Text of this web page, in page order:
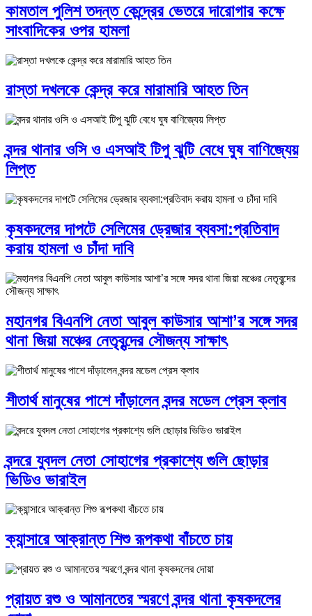
কামতাল পুলিশ তদন্ত কেন্দ্রের ভেতরে দারোগার কক্ষে
সাংবাদিকের ওপর হামলা
রাস্তা দখলকে কেন্দ্র করে মারামারি আহত তিন
বন্দর থানার ওসি ও এসআই টিপু ঝুটি বেধে ঘুষ বাণিজ্যেয়
লিপ্ত
কৃষকদলের দাপটে সেলিমের ড্রেজার ব্যবসা:প্রতিবাদ
করায় হামলা ও চাঁদা দাবি
মহানগর বিএনপি নেতা আবুল কাউসার আশা’র সঙ্গে সদর
থানা জিয়া মঞ্চের নেতৃবৃন্দের সৌজন্য সাক্ষাৎ
শীতার্থ মানুষের পাশে দাঁড়ালেন বন্দর মডেল প্রেস ক্লাব
বন্দরে যুবদল নেতা সোহাগের প্রকাশ্যে গুলি ছোড়ার
ভিডিও ভারাইল
ক্যান্সারে আক্রান্ত শিশু রূপকথা বাঁচতে চায়
প্রায়ত রশু ও আমানতের স্মরণে বন্দর থানা কৃষকদলের